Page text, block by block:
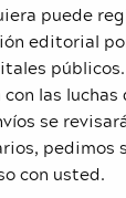
puede
editorial
las luchas
se
pedimos
con usted.